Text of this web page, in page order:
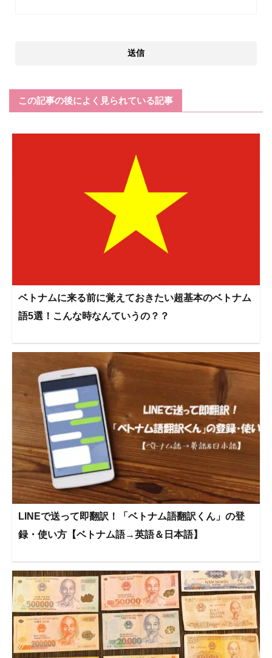
この記事の後によく見られている記事
ベトナムに来る前に覚えておきたい超基本のベトナム
語5選！こんな時なんていうの？？
LINEで送って即翻訳！「ベトナム語翻訳くん」の登
録・使い方【ベトナム語→英語＆日本語】